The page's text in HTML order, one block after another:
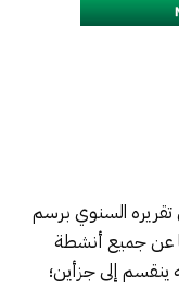
السنوي برسم
عن جميع أنشطة
ينقسم إلى جزأين؛